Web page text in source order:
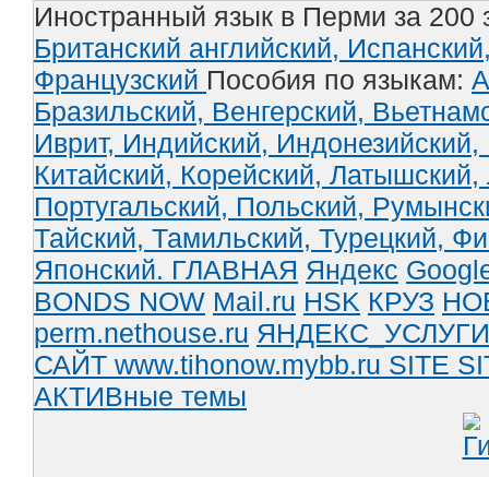
Иностранный язык в Перми за 200
Британский английский,
Французский Пособия по языкам:
Бразильский, Венгерский,
Иврит, Индийский, Индонезийский,
Китайский, Корейский, Латышский,
Португальский, Польский,
Тайский, Тамильский, Турецкий,
Японский. ГЛАВНАЯ Яндекс
BONDS NOW Mail.ru HSK КРУЗ
perm.nethouse.ru ЯНДЕКС_УСЛУГИ
САЙТ www.tihonow.mybb.ru SITE
АКТИВные темы